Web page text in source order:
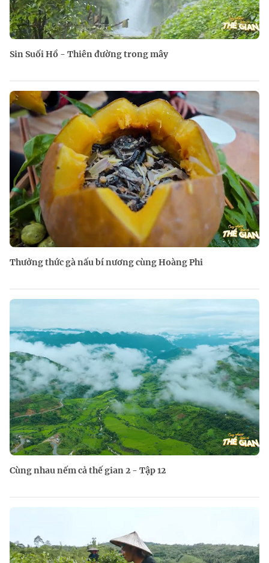
Sin Suối Hồ - Thiên đường trong mây
Thưởng thức gà nấu bí nương cùng Hoàng Phi
Cùng nhau nếm cả thế gian 2 - Tập 12